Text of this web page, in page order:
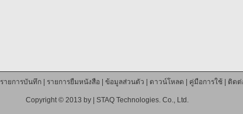
รายการบันทึก| รายการยืมหนังสือ ข้อมูลส่วนตัว ดาวน์โหลด คู่มือการใช้| ติดต่
Copyright © 2013 by | STAQ Technologies. Co., Ltd.